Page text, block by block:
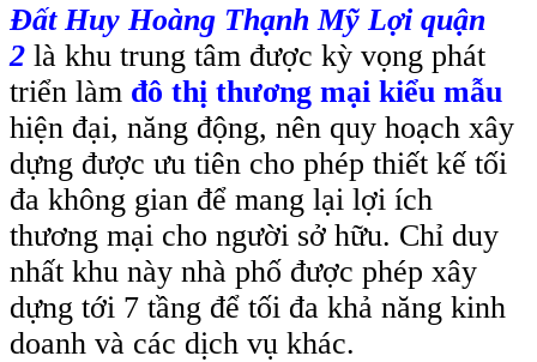
Đất Huy Hoàng Thạnh Mỹ Lợi quận
2 là khu trung tâm được kỳ vọng phát
triển làm đô thị thương mại kiểu mẫu
hiện đại, năng động, nên quy hoạch xây
dựng được ưu tiên cho phép thiết kế tối
đa không gian để mang lại lợi ích
thương mại cho người sở hữu. Chỉ duy
nhất khu này nhà phố được phép xây
dựng tới 7 tầng để tối đa khả năng kinh
doanh và các dịch vụ khác.